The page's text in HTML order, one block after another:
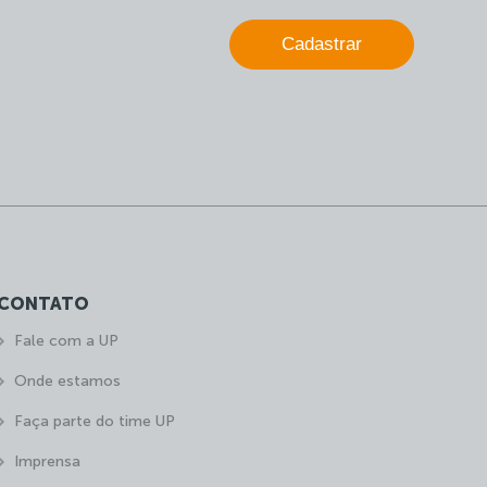
Cadastrar
Fale com a UP
Onde estamos
Faça parte do time UP
Imprensa